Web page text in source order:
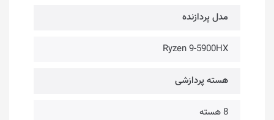
مدل پردازنده
Ryzen 9-5900HX
هسته پردازشی
8 هسته